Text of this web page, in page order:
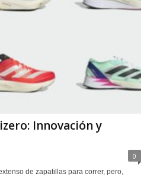
Innovación y
0
de zapatillas para correr, pero,